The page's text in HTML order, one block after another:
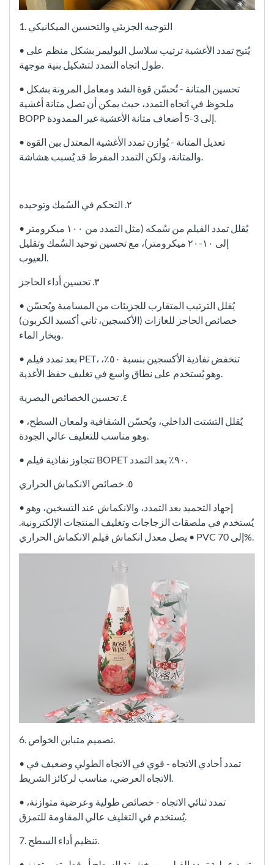
1. التوجيه الجزيئي والتحسين الميكانيكي
• يُتيح تمدد الأغشية ترتيب سلاسل البوليمر بشكل منظم على
طول اتجاه التمدد لتشكيل بنية موجهة.
• تحسين المتانة - تُحسّن قوة الشد ومعامل المرونة بشكل
ملحوظ في اتجاه التمدد، حيث يمكن أن تصل متانة أغشية
BOPP إلى 3-5 أضعاف متانة الأغشية غير الممدودة.
• تعديل المتانة - يُوازن تمدد الأغشية المعتدل بين القوة
والمتانة، ولكن التمدد المفرط قد يُسبب هشاشة.
٢. التحكم في السُمك وتوحيده
• يُقلل تمدد الفيلم من سُمكه (مثل التمدد من ١٠٠ ميكرومتر
إلى ١٠-٢٠ ميكرومتر)، مع تحسين توحيد السُمك وتقليل
العيوب.
٣. تحسين أداء الحاجز
• يُقلل الترتيب المتقارب للجزيئات من المسامية ويُحسّن
خصائص الحاجز للغازات (الأكسجين، ثاني أكسيد الكربون)
وبخار الماء.
• بعد تمدد فيلم PET، تنخفض نفاذية الأكسجين بنسبة ٥٠٪،
وهو يُستخدم على نطاق واسع في تغليف حفظ الأغذية.
٤. تحسين الخصائص البصرية
• يُقلل التشتت الداخلي، ويُحسّن الشفافية ولمعان السطح،
وهو مناسب للتغليف عالي الجودة.
• تتجاوز نفاذية فيلم BOPET ٩٠٪ بعد التمدد.
٥. خصائص الانكماش الحراري
• إجهاد التجميد بعد التمدد، والانكماش عند التسخين، وهو
يُستخدم في ملصقات الزجاجات وتغليف المنتجات الإلكترونية.
• يصل معدل انكماش فيلم الانكماش الحراري PVC إلى 70%.
6. تصميم متباين الخواص.
• تمدد أحادي الاتجاه - قوي في الاتجاه الطولي وضعيف في
الاتجاه العرضي، مناسب لركائز الشريط.
• تمدد ثنائي الاتجاه - خصائص طولية وعرضية متوازنة،
يُستخدم في التغليف عالي المقاومة للتمزق.
7. تنظيم أداء السطح.